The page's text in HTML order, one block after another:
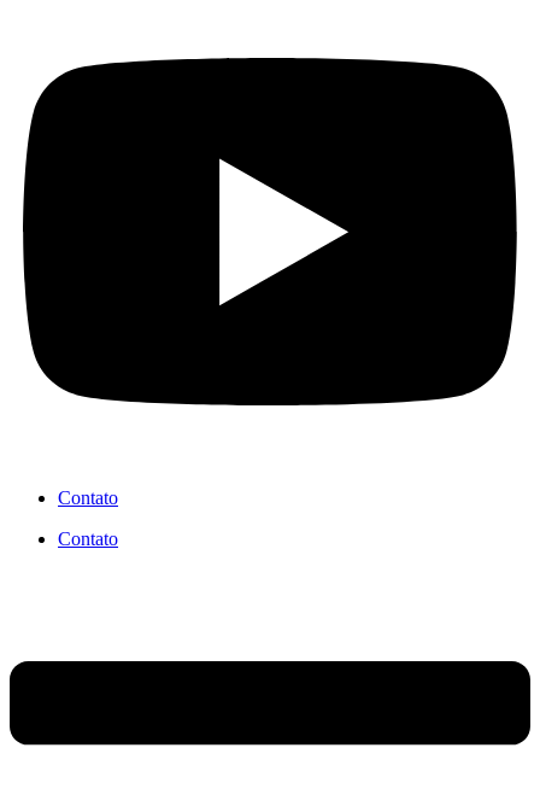
Contato
Contato